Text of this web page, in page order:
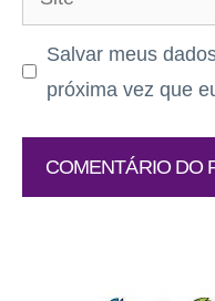
Salvar meus
próxima vez que